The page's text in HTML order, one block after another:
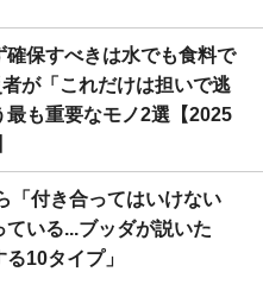
確保すべきは水でも食料で
者が「これだけは担いで逃
最も重要なモノ2選【2025
「付き合ってはいけない
ている...ブッダが説いた
る10タイプ」